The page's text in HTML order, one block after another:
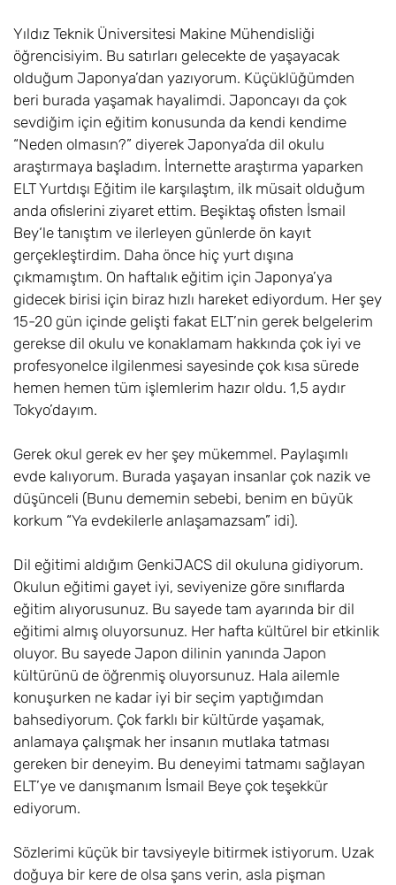
Yıldız Teknik Üniversitesi Makine Mühendisliği
öğrencisiyim. Bu satırları gelecekte de yaşayacak
olduğum Japonya’dan yazıyorum. Küçüklüğümden
beri burada yaşamak hayalimdi. Japoncayı da çok
sevdiğim için eğitim konusunda da kendi kendime
“Neden olmasın?” diyerek Japonya’da dil okulu
araştırmaya başladım. İnternette araştırma yaparken
ELT Yurtdışı Eğitim ile karşılaştım, ilk müsait olduğum
anda ofislerini ziyaret ettim. Beşiktaş ofisten İsmail
Bey‘le tanıştım ve ilerleyen günlerde ön kayıt
gerçekleştirdim. Daha önce hiç yurt dışına
çıkmamıştım. On haftalık eğitim için Japonya’ya
gidecek birisi için biraz hızlı hareket ediyordum. Her şey
15-20 gün içinde gelişti fakat ELT’nin gerek belgelerim
gerekse dil okulu ve konaklamam hakkında çok iyi ve
profesyonelce ilgilenmesi sayesinde çok kısa sürede
hemen hemen tüm işlemlerim hazır oldu. 1,5 aydır
Tokyo’dayım.
Gerek okul gerek ev her şey mükemmel. Paylaşımlı
evde kalıyorum. Burada yaşayan insanlar çok nazik ve
düşünceli (Bunu dememin sebebi, benim en büyük
korkum “Ya evdekilerle anlaşamazsam” idi).
Dil eğitimi aldığım GenkiJACS dil okuluna gidiyorum.
Okulun eğitimi gayet iyi, seviyenize göre sınıflarda
eğitim alıyorusunuz. Bu sayede tam ayarında bir dil
eğitimi almış oluyorsunuz. Her hafta kültürel bir etkinlik
oluyor. Bu sayede Japon dilinin yanında Japon
kültürünü de öğrenmiş oluyorsunuz. Hala ailemle
konuşurken ne kadar iyi bir seçim yaptığımdan
bahsediyorum. Çok farklı bir kültürde yaşamak,
anlamaya çalışmak her insanın mutlaka tatması
gereken bir deneyim. Bu deneyimi tatmamı sağlayan
ELT’ye ve danışmanım İsmail Beye çok teşekkür
ediyorum.
Sözlerimi küçük bir tavsiyeyle bitirmek istiyorum. Uzak
doğuya bir kere de olsa şans verin, asla pişman